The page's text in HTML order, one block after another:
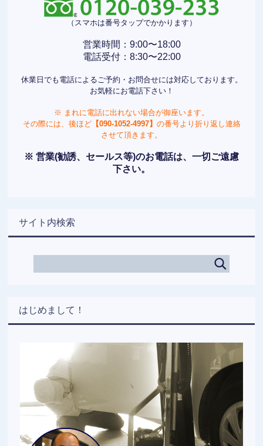
（スマホは番号タップでかかります）
営業時間：9:00〜18:00
電話受付：8:30〜22:00
休業日でも電話によるご予約・お問合せには対応しております。
お気軽にお電話下さい！
※ まれに電話に出れない場合が御座います。
その際には、後ほど【090-1052-4997】 の番号より折り返し連絡
させて頂きます。
※ 営業(勧誘、セールス等)のお電話は、一切ご遠慮
下さい。
サイト内検索
はじめまして！